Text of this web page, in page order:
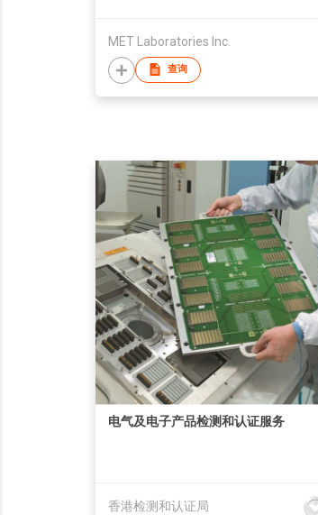
MET Laboratories Inc.
查询
电气及电子产品检测和认证服务
香港检测和认证局